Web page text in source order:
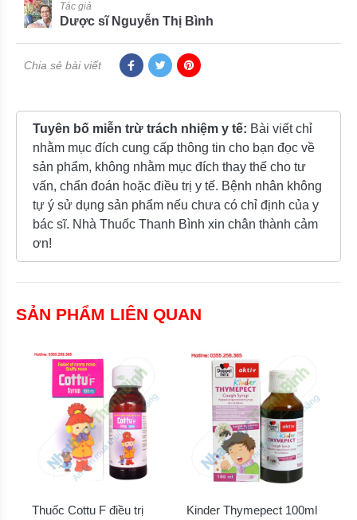
Tác giả
Dược sĩ Nguyễn Thị Bình
Chia sẻ bài viết
Tuyên bố miễn trừ trách nhiệm y tế: Bài viết chỉ
nhằm mục đích cung cấp thông tin cho bạn đọc về
sản phẩm, không nhằm mục đích thay thế cho tư
vấn, chẩn đoán hoặc điều trị y tế. Bệnh nhân không
tự ý sử dụng sản phẩm nếu chưa có chỉ định của y
bác sĩ. Nhà Thuốc Thanh Bình xin chân thành cảm
ơn!
SẢN PHẨM LIÊN QUAN
Thuốc Cottu F điều trị
Kinder Thymepect 100ml